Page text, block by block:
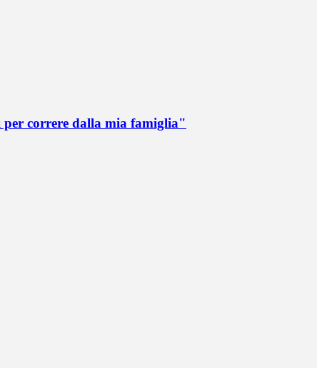
correre dalla mia famiglia"